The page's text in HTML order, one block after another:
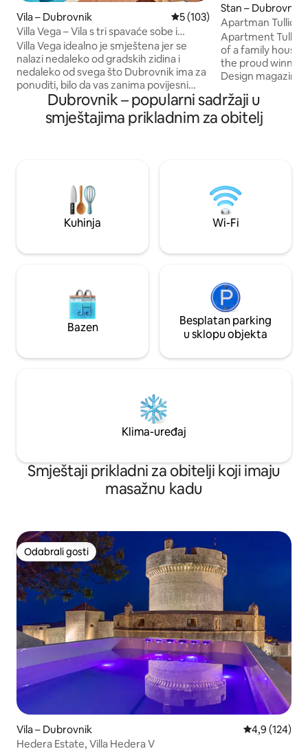
Vila – Dubrovnik Prosječna ocjena: 5/5,
5 (103)
Villa Vega – Vila s tri spavaće sobe i
bazenom
Villa Vega idealno je smještena jer se
nalazi nedaleko od gradskih zidina i
nedaleko od svega što Dubrovnik ima za
ponuditi, bilo da vas zanima povijesni
Stari grad i njegove brojne znamenitosti
ili uživanje na mediteranskom suncu i
kupanju u kristalno čistom Jadranskom
prekrasan pogled na povijesni
Dubrovnik. Gosti se mogu opustiti u
vrtu, opremljenom opremom za roštilj i
vanjskom blagovaonicom ispod pergole.
Praonica rublja sastoji se od perilice i
Stan – Dubrovnik
Apartman Tullio
Apartment Tullio,
of a family house
the proud winner
Design magazine 's award
Iznimno smo
postignuće jer se
(ad)pothvatu u
srdačno
da vaš odmor
Dubrovnik – popularni sadržaji u
smještajima prikladnim za obitelj
Kuhinja Wi-Fi
Bazen
Besplatan parking
u sklopu objekta
Klima-uređaj
Smještaji prikladni za obitelji koji imaju
masažnu kadu
Odabrali gosti
Odabrali gosti
Vila – Dubrovnik Prosječna
4,9 (124)
Hedera Estate, Villa Hedera V